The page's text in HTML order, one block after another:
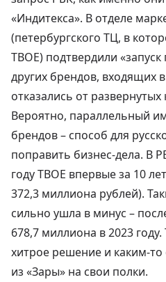
«Индитекса». В отделе
(петербургского ТЦ, в
ТВОЕ) подтвердили
других брендов, входящих
отказались от
Вероятно, параллельный
брендов – способ для
поправить бизнес-дела. В
году ТВОЕ впервые за 10
372,3 миллиона рублей).
сильно ушла в минус –
678,7 миллиона в 2023
хитрое решение и каким-
из «Зары» на свои полки.